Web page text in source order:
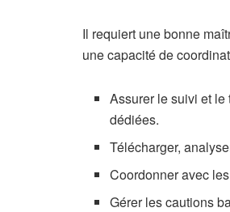
Il requiert une bonne
une capacité de
Assurer le suivi et le
dédiées.
Télécharger,
Coordonner avec
Gérer les cautions